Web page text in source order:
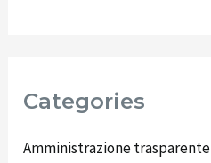
Categories
Amministrazione trasparente